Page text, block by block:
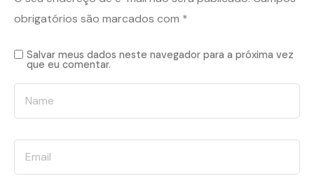
obrigatórios são marcados com *
Salvar meus dados neste navegador para a próxima vez
que eu comentar.